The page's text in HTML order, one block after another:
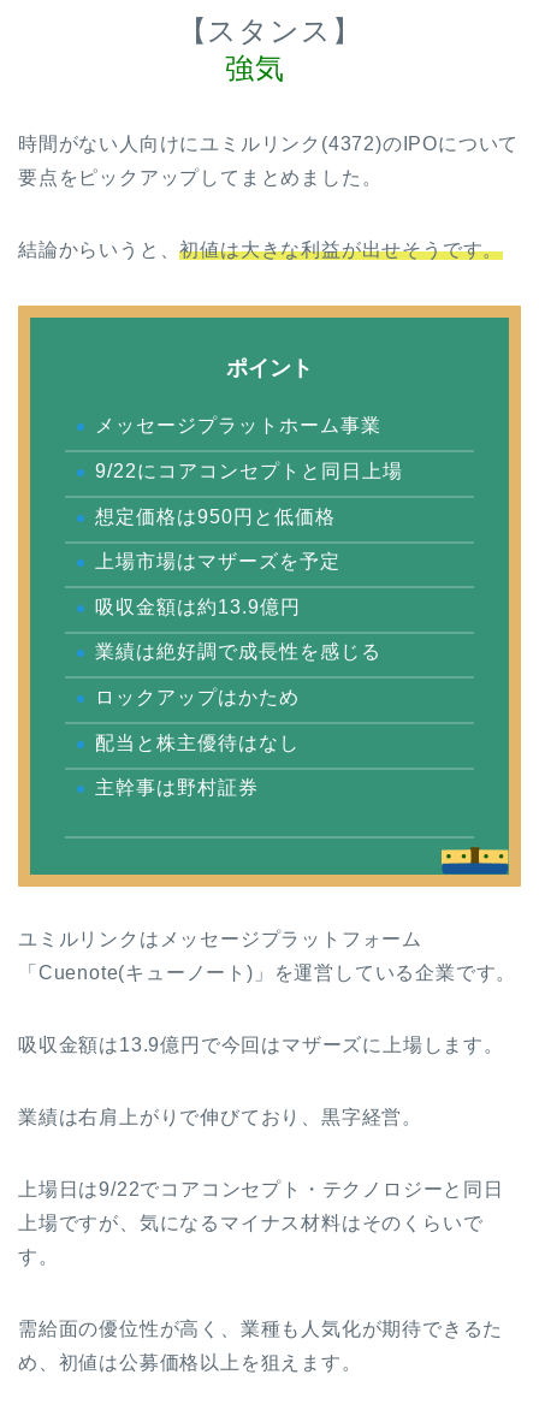
【スタンス】
強気
時間がない人向けにユミルリンク(4372)のIPOについて
要点をピックアップしてまとめました。
結論からいうと、初値は大きな利益が出せそうです。
ポイント
メッセージプラットホーム事業
9/22にコアコンセプトと同日上場
想定価格は950円と低価格
上場市場はマザーズを予定
吸収金額は約13.9億円
業績は絶好調で成長性を感じる
ロックアップはかため
配当と株主優待はなし
主幹事は野村証券
ユミルリンクはメッセージプラットフォーム
「Cuenote(キューノート)」を運営している企業です。
吸収金額は13.9億円で今回はマザーズに上場します。
業績は右肩上がりで伸びており、黒字経営。
上場日は9/22でコアコンセプト・テクノロジーと同日
上場ですが、気になるマイナス材料はそのくらいで
す。
需給面の優位性が高く、業種も人気化が期待できるた
め、初値は公募価格以上を狙えます。